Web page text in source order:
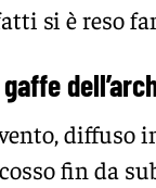
si è reso
fin da